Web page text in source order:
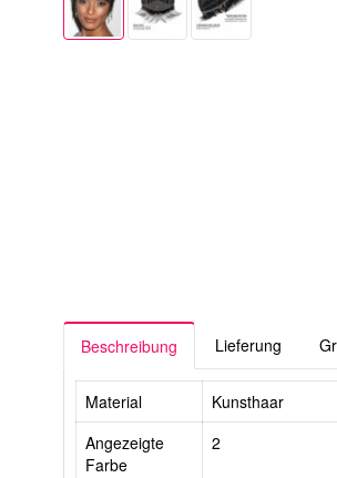
Beschreibung Lieferung
Material
Kunsthaar
Angezeigte
Farbe
2